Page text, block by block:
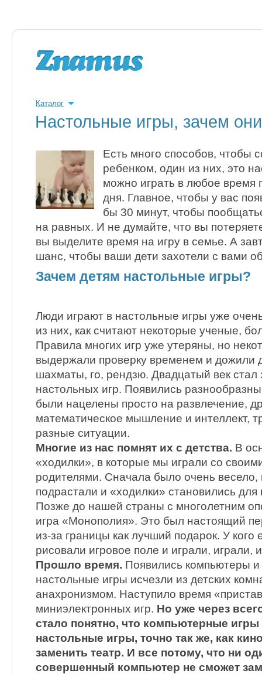
Каталог
Настольные игры, зачем
Есть много способов, чтобы
ребенком, один из них, это
можно играть в любое время
дня. Главное, чтобы у вас
бы 30 минут, чтобы
на равных. И не думайте, что вы
вы выделите время на игру в семье. А
шанс, чтобы ваши дети захотели с вами
Зачем детям настольные игры?
Люди играют в настольные игры уже
из них, как считают некоторые ученые,
Правила многих игр уже утеряны, но
выдержали проверку временем и
шахматы, го, рендзю. Двадцатый век стал
настольных игр. Появились
были нацелены просто на развлечение,
математическое мышление и интеллект,
разные ситуации.
Многие из нас помнят их с детства. В
«ходилки», в которые мы играли со
родителями. Сначала было очень
подрастали и «ходилки» становились
Позже до нашей страны с многолетним
игра «Монополия». Это был настоящий
из-за границы как лучший подарок. У
рисовали игровое поле и играли, играли,
Прошло время. Появились компьютеры
настольные игры исчезли из детских
анахронизмом. Наступило время
миниэлектронных игр. Но уже через
стало понятно, что компьютерные игры
настольные игры, точно так же, как
заменить театр. И все потому, что ни
совершенный компьютер не сможет